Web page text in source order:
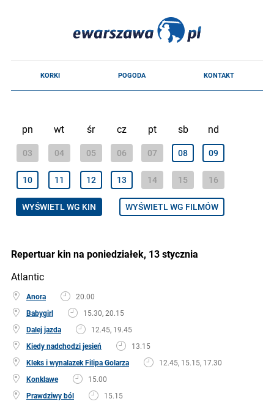
pn wt śr cz pt sb nd
03 04 05 06 07 08 09
10 11 12 13 14 15 16
WYŚWIETL WG KIN WYŚWIETL WG FILMÓW
Repertuar kin na poniedziałek, 13 stycznia
Atlantic
Anora
20.00
Babygirl
15.30, 20.15
Dalej jazda
12.45, 19.45
Kiedy nadchodzi jesień
13.15
Kleks i wynalazek Filipa Golarza
12.45, 15.15, 17.30
Konklawe
15.00
Prawdziwy ból
15.15